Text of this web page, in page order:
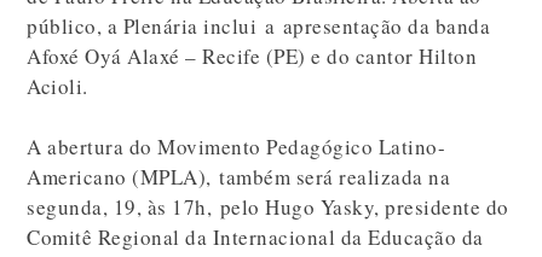
público, a Plenária inclui a apresentação da banda
Afoxé Oyá Alaxé – Recife (PE) e do cantor Hilton
Acioli.
A abertura do Movimento Pedagógico Latino-
Americano (MPLA), também será realizada na
segunda, 19, às 17h, pelo Hugo Yasky, presidente do
Comitê Regional da Internacional da Educação da